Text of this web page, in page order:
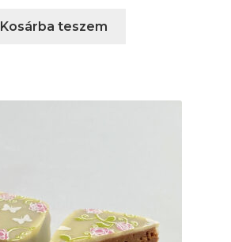
Kosárba teszem